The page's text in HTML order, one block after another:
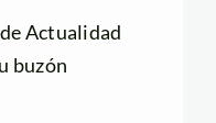
Actualidad
buzón